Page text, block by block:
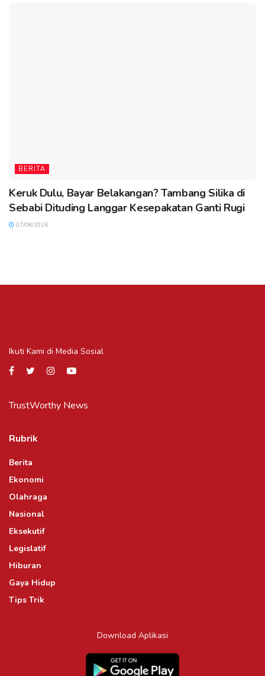
BERITA
Keruk Dulu, Bayar Belakangan? Tambang Silika di
Sebabi Dituding Langgar Kesepakatan Ganti Rugi
07/08/2026
Ikuti Kami di Media Sosial
TrustWorthy News
Rubrik
Berita
Ekonomi
Olahraga
Nasional
Eksekutif
Legislatif
Hiburan
Gaya Hidup
Tips Trik
Download Aplikasi